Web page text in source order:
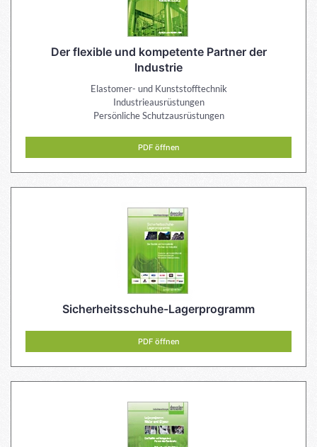
Der flexible und kompetente Partner der
Industrie
Elastomer- und Kunststofftechnik
Industrieausrüstungen
Persönliche Schutzausrüstungen
PDF öffnen
Sicherheitsschuhe-Lagerprogramm
PDF öffnen